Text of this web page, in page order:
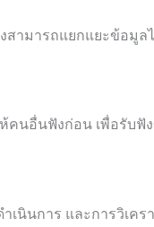
ามารถแยกแยะข้อมูล
คนอื่นฟังก่อน เพื่อรับฟั
เนินการ และการวิเค